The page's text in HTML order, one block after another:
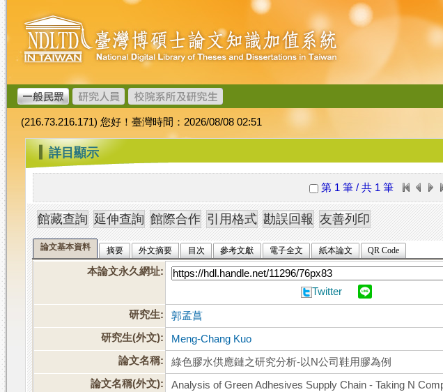
跳
到
主
要
內
容
臺
灣
博
碩
士
論
文
加
值
系
統
(216.73.216.171) 您好！臺灣時間：2026/08/08 02:51
::: 詳目顯示
第 1 筆 / 共 1 筆
論文基本資料 摘要 外文摘要 目次 參考文獻 電子全文 紙本論文 QR Code
本論文永久網址:
Twitter
研究生:
郭孟菖
研究生(外文):
Meng-Chang Kuo
論文名稱:
綠色膠水供應鏈之研究分析-以N公司鞋用膠為例
論文名稱(外文):
Analysis of Green Adhesives Supply Chain - Taking N